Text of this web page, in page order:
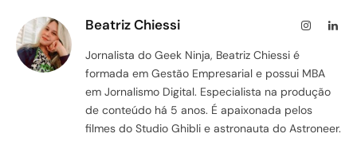
Beatriz Chiessi Instagram
Jornalista do Geek Ninja, Beatriz Chiessi é
formada em Gestão Empresarial e possui MBA
em Jornalismo Digital. Especialista na produção
de conteúdo há 5 anos. É apaixonada pelos
filmes do Studio Ghibli e astronauta do Astroneer.